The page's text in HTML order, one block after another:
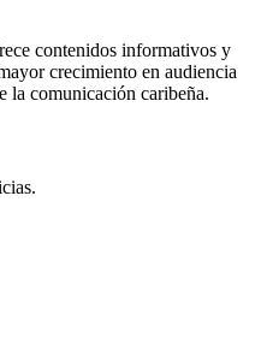
contenidos informativos y
crecimiento en audiencia
la comunicación caribeña.